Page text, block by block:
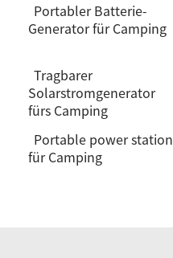
Portabler Batterie-
Generator für Camping
Tragbarer
Solarstromgenerator
fürs Camping
Portable power station
für Camping